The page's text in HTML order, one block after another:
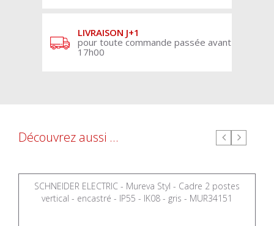
LIVRAISON J+1
pour toute commande passée avant
17h00
Découvrez aussi ...
SCHNEIDER ELECTRIC - Mureva Styl - Cadre 2 postes
vertical - encastré - IP55 - IK08 - gris - MUR34151